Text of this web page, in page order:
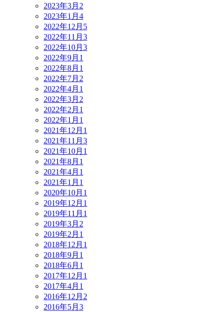
2023年3月 2
2023年1月 4
2022年12月 5
2022年11月 3
2022年10月 3
2022年9月 1
2022年8月 1
2022年7月 2
2022年4月 1
2022年3月 2
2022年2月 1
2022年1月 1
2021年12月 1
2021年11月 3
2021年10月 1
2021年8月 1
2021年4月 1
2021年1月 1
2020年10月 1
2019年12月 1
2019年11月 1
2019年3月 2
2019年2月 1
2018年12月 1
2018年9月 1
2018年6月 1
2017年12月 1
2017年4月 1
2016年12月 2
2016年5月 3